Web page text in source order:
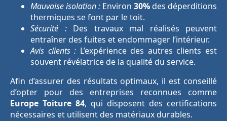
Mauvaise isolation : Environ 30% des déperditions
thermiques se font par le toit.
Sécurité :Des travaux mal réalisés peuvent
entraîner des fuites et endommager l’intérieur.
Avis clients : L’expérience des autres clients est
souvent révélatrice de la qualité du service.
Afin d’assurer des résultats optimaux, il est conseillé
d’opter pour des entreprises reconnues comme
Europe Toiture 84, qui disposent des certifications
nécessaires et utilisent des matériaux durables.